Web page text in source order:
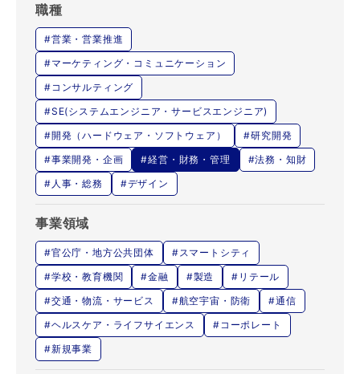
職種
#営業・営業推進
#マーケティング・コミュニケーション
#コンサルティング
#SE(システムエンジニア・サービスエンジニア)
#開発（ハードウェア・ソフトウェア）
#研究開発
#事業開発・企画
#経営・財務・管理
#法務・知財
#人事・総務
#デザイン
事業領域
#官公庁・地方公共団体
#スマートシティ
#学校・教育機関
#金融 #製造
#リテール
#交通・物流・サービス
#航空宇宙・防衛
#通信
#ヘルスケア・ライフサイエンス
#コーポレート
#新規事業